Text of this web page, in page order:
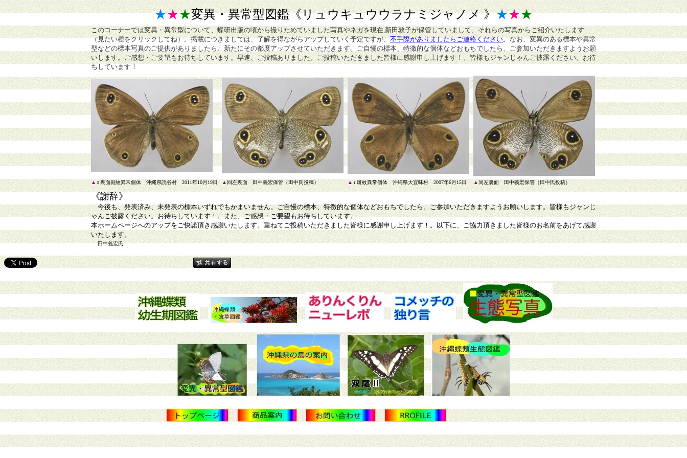
★★★変異・異常型図鑑《リュウキュウウラナミジャノメ 》★★★
このコーナーでは変異・異常型について、蝶研出版の頃から撮りためていました写真やネガを現在,新田敦子が保管していまして、それらの写真からご紹介いたします
（見たい種をクリックしてね）。掲載につきましては、了解を得ながらアップしていく予定ですが、不手際がありましたらご連絡ください。なお、変異のある標本や異常
型などの標本写真のご提供がありましたら、新たにその都度アップさせていただきます。ご自慢の標本、特徴的な個体などおもちでしたら、ご参加いただきますようお願
いします。ご感想・ご要望もお待ちしています。早速、ご投稿ありました。ご投稿いただきました皆様に感謝申し上げます！。皆様もジャンじゃんご披露ください。お待
ちしています！
▲ ♀裏面斑紋異常個体 沖縄県読谷村 2011年10月19日 ▲ 同左裏面 田中義宏保管（田中氏投稿） ▲ ♀斑紋異常個体 沖縄県大宜味村 2007年6月15日 ▲ 同左裏面 田中義宏保管（田中氏投稿）
《謝辞》
今後も、発表済み、未発表の標本いずれでもかまいません。ご自慢の標本、特徴的な個体などおもちでしたら、ご参加いただきますようお願いします。皆様もジャンじ
ゃんご披露ください。お待ちしています！。また、ご感想・ご要望もお待ちしています。
本ホームページへのアップをご快諾頂き感謝いたします。重ねてご投稿いただきました皆様に感謝申し上げます！。以下に、ご協力頂きました皆様のお名前をあげて感謝
いたします。
田中義宏氏